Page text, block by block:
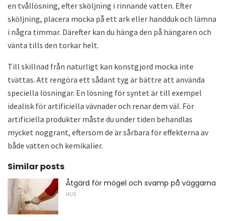
en tvållösning, efter sköljning i rinnande vatten. Efter
sköljning, placera mocka på ett ark eller handduk och lämna
i några timmar. Därefter kan du hänga den på hängaren och
vänta tills den torkar helt.
Till skillnad från naturligt kan konstgjord mocka inte
tvättas. Att rengöra ett sådant tyg är bättre att använda
speciella lösningar. En lösning för syntet är till exempel
idealisk för artificiella vävnader och renar dem väl. För
artificiella produkter måste du under tiden behandlas
mycket noggrant, eftersom de är sårbara för effekterna av
både vatten och kemikalier.
Similar posts
Åtgärd för mögel och svamp på väggarna
HUS